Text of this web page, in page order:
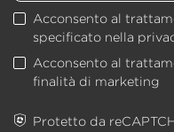
Acconsento al
specificato nella
Acconsento al
finalità di marketing
Protetto da